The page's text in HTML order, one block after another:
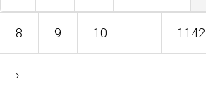
8 9 10 ... 1142
›